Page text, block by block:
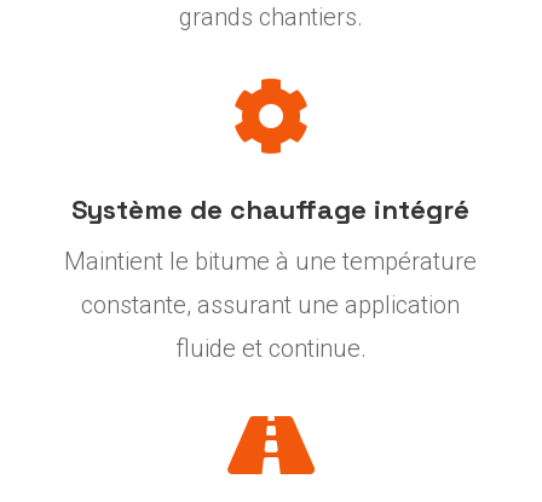
grands chantiers.

Système de chauffage intégré
Maintient le bitume à une température
constante, assurant une application
fluide et continue.
